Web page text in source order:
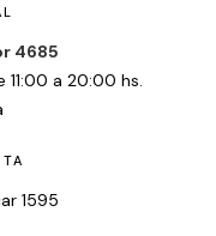
4685
a 20:00 hs.
1595